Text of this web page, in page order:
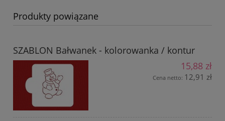
Produkty powiązane
SZABLON Bałwanek - kolorowanka / kontur
15,88 zł
Cena netto: 12,91 zł